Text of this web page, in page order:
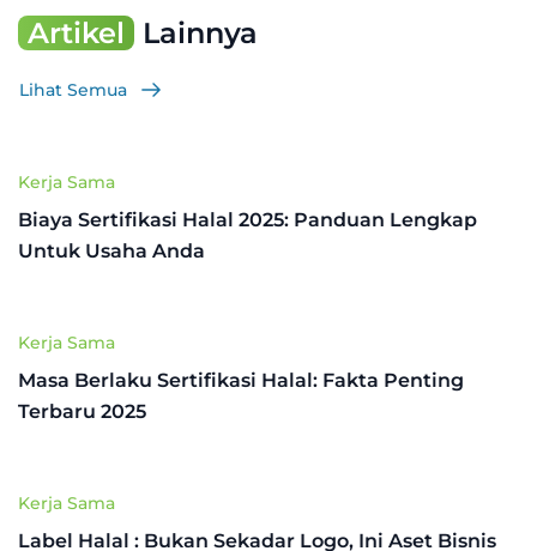
Artikel Lainnya
Lihat Semua
Kerja Sama
Biaya Sertifikasi Halal 2025: Panduan Lengkap
Untuk Usaha Anda
Kerja Sama
Masa Berlaku Sertifikasi Halal: Fakta Penting
Terbaru 2025
Kerja Sama
Label Halal : Bukan Sekadar Logo, Ini Aset Bisnis